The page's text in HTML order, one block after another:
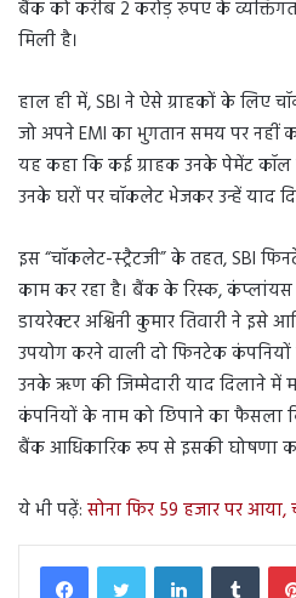
बैंक को करीब 2 करोड़ रुपए के
मिली है।
हाल ही में, SBI ने ऐसे ग्राहकों के लिए
जो अपने EMI का भुगतान समय पर
यह कहा कि कई ग्राहक उनके पेमेंट
उनके घरों पर चॉकलेट भेजकर उन्हें याद
इस “चॉकलेट-स्ट्रैटजी” के तहत, SBI
काम कर रहा है। बैंक के रिस्क,
डायरेक्टर अश्विनी कुमार तिवारी ने इसे
उपयोग करने वाली दो फिनटेक कंपनियों
उनके ऋण की जिम्मेदारी याद दिलाने में
कंपनियों के नाम को छिपाने का
बैंक आधिकारिक रूप से इसकी घोषणा
ये भी पढ़ें: सोना फिर 59 हजार पर आया,
LinkedIn